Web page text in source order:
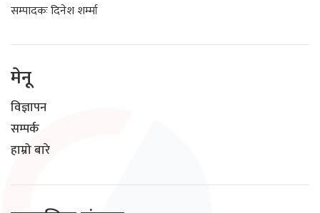
सम्पादकः दिनेश शर्म्मा
मेनू
विज्ञापन
सम्पर्क
हाम्रो बारे